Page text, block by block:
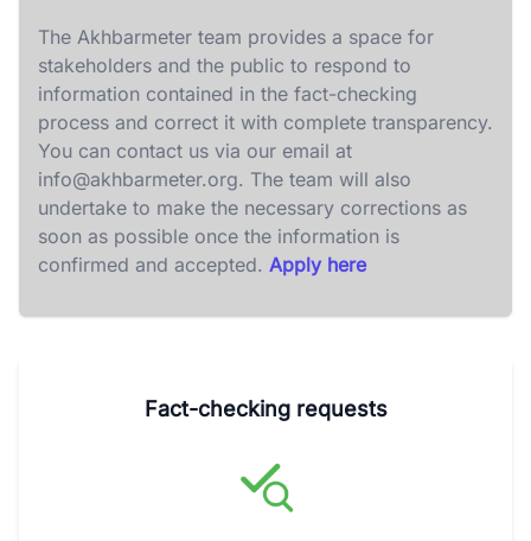
The Akhbarmeter team provides a space for
stakeholders and the public to respond to
information contained in the fact-checking
process and correct it with complete transparency.
You can contact us via our email at
info@akhbarmeter.org. The team will also
undertake to make the necessary corrections as
soon as possible once the information is
confirmed and accepted. Apply here
Fact-checking requests